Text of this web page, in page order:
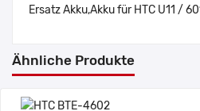
Ersatz Akku,Akku für HTC U11 /
Ähnliche Produkte